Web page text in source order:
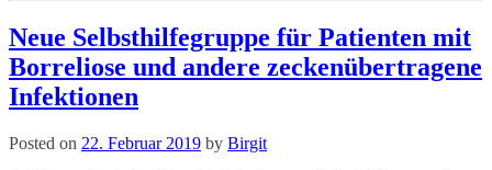
Neue Selbsthilfegruppe für Patienten mit
Borreliose und andere zeckenübertragene
Infektionen
Posted on 22. Februar 2019 by Birgit